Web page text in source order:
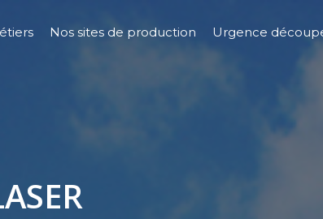
Nos sites de production Urgence